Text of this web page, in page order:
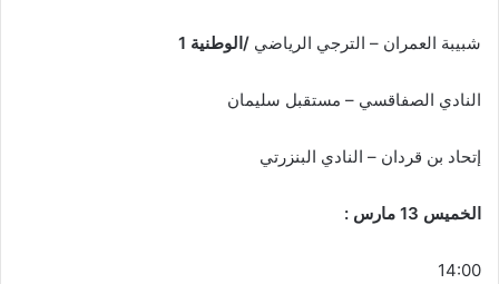
شبيبة العمران – الترجي الرياضي /الوطنية 1
النادي الصفاقسي – مستقبل سليمان
إتحاد بن قردان – النادي البنزرتي
الخميس 13 مارس :
14:00